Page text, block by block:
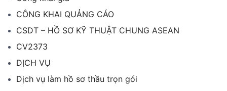
CÔNG KHAI QUẢNG CÁO
CSDT – HỒ SƠ KỸ THUẬT CHUNG ASEAN
CV2373
DỊCH VỤ
Dịch vụ làm hồ sơ thầu trọn gói